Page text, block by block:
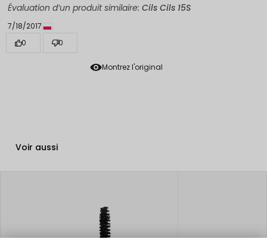
Montrez l'original
Évaluation d’un produit similaire: Cils Cils 15S
7/18/2017
0
0
Voir aussi